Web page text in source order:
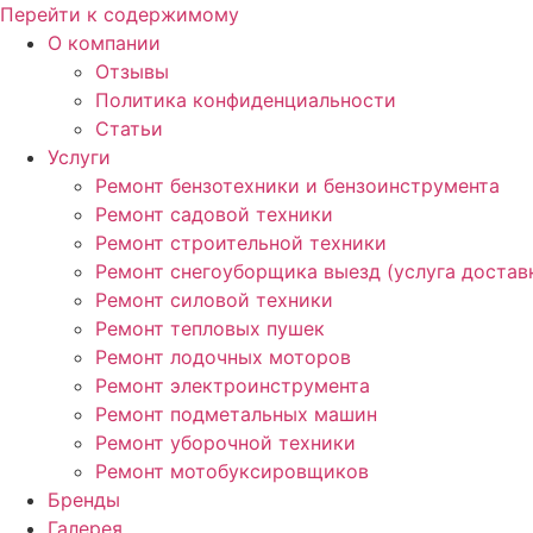
Перейти к содержимому
О компании
Отзывы
Политика конфиденциальности
Статьи
Услуги
Ремонт бензотехники и бензоинструмента
Ремонт садовой техники
Ремонт строительной техники
Ремонт снегоуборщика выезд (услуга
Ремонт силовой техники
Ремонт тепловых пушек
Ремонт лодочных моторов
Ремонт электроинструмента
Ремонт подметальных машин
Ремонт уборочной техники
Ремонт мотобуксировщиков
Бренды
Галерея